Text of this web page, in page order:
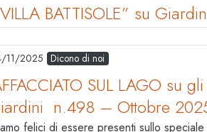
BATTISOLE” su
11/2025 Dicono di noi
SUL LAGO su
n.498 – Ottobre
felici di essere presenti sullo